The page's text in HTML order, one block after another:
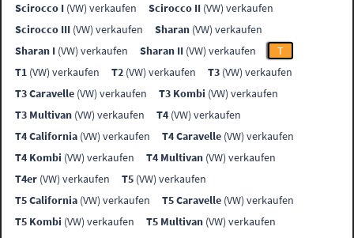
Scirocco I (VW) verkaufen Scirocco II (VW) verkaufen
Scirocco III (VW) verkaufen Sharan (VW) verkaufen
Sharan I (VW) verkaufen Sharan II (VW) verkaufen
T
T1 (VW) verkaufen T2 (VW) verkaufen T3 (VW) verkaufen
T3 Caravelle (VW) verkaufen T3 Kombi (VW) verkaufen
T3 Multivan (VW) verkaufen T4 (VW) verkaufen
T4 California (VW) verkaufen T4 Caravelle (VW) verkaufen
T4 Kombi (VW) verkaufen T4 Multivan (VW) verkaufen
T4er (VW) verkaufen T5 (VW) verkaufen
T5 California (VW) verkaufen T5 Caravelle (VW) verkaufen
T5 Kombi (VW) verkaufen T5 Multivan (VW) verkaufen